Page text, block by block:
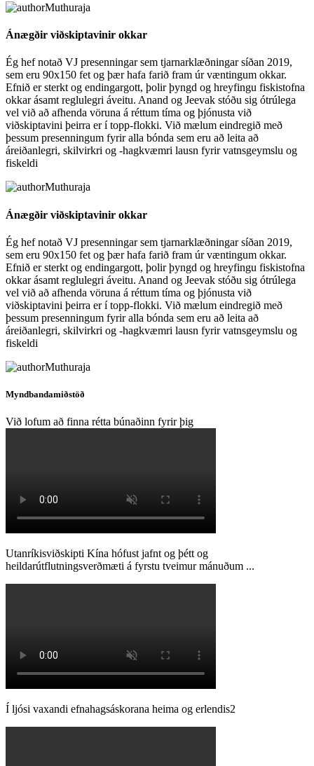
Muthuraja
Ánægðir viðskiptavinir okkar
Ég hef notað VJ presenningar sem tjarnarklæðningar síðan 2019,
sem eru 90x150 fet og þær hafa farið fram úr væntingum okkar.
Efnið er sterkt og endingargott, þolir þyngd og hreyfingu fiskistofna
okkar ásamt reglulegri áveitu. Anand og Jeevak stóðu sig ótrúlega
vel við að afhenda vöruna á réttum tíma og þjónusta við
viðskiptavini þeirra er í topp-flokki. Við mælum eindregið með
þessum presenningum fyrir alla bónda sem eru að leita að
áreiðanlegri, skilvirkri og -hagkvæmri lausn fyrir vatnsgeymslu og
fiskeldi
Muthuraja
Ánægðir viðskiptavinir okkar
Ég hef notað VJ presenningar sem tjarnarklæðningar síðan 2019,
sem eru 90x150 fet og þær hafa farið fram úr væntingum okkar.
Efnið er sterkt og endingargott, þolir þyngd og hreyfingu fiskistofna
okkar ásamt reglulegri áveitu. Anand og Jeevak stóðu sig ótrúlega
vel við að afhenda vöruna á réttum tíma og þjónusta við
viðskiptavini þeirra er í topp-flokki. Við mælum eindregið með
þessum presenningum fyrir alla bónda sem eru að leita að
áreiðanlegri, skilvirkri og -hagkvæmri lausn fyrir vatnsgeymslu og
fiskeldi
Muthuraja
Myndbandamiðstöð
Við lofum að finna rétta búnaðinn fyrir þig
Utanríkisviðskipti Kína hófust jafnt og þétt og
heildarútflutningsverðmæti á fyrstu tveimur mánuðum ...
Í ljósi vaxandi efnahagsáskorana heima og erlendis2